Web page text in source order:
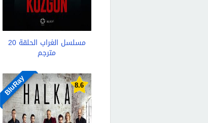
مسلسل الغراب الحلقة 20
مترجم
8.6
BluRay